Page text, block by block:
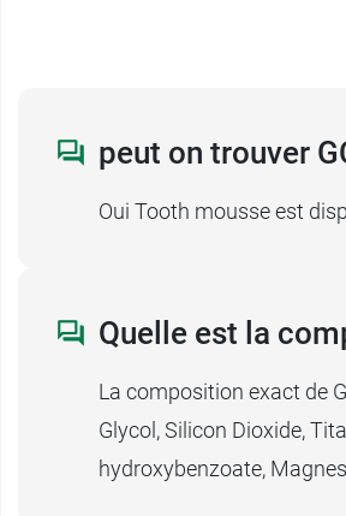
peut on trouver
Oui Tooth mousse est
Quelle est la
La composition exact de
Glycol, Silicon Dioxide,
hydroxybenzoate,